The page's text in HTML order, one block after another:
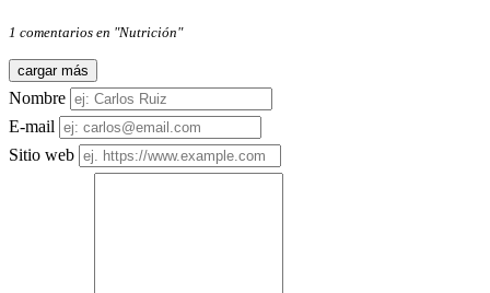
1 comentarios en "Nutrición"
cargar más
Nombre
E-mail
Sitio web